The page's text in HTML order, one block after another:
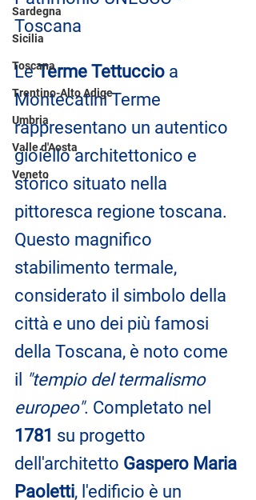
Sardegna
Sicilia
Toscana
Trentino-Alto Adige
Umbria
Valle d'Aosta
Veneto
Toscana
Le Terme Tettuccio a
Montecatini Terme
rappresentano un autentico
gioiello architettonico e
storico situato nella
pittoresca regione toscana.
Questo magnifico
stabilimento termale,
considerato il simbolo della
città e uno dei più famosi
della Toscana, è noto come
il "tempio del termalismo
europeo". Completato nel
1781 su progetto
dell'architetto Gaspero Maria
Paoletti, l'edificio è un